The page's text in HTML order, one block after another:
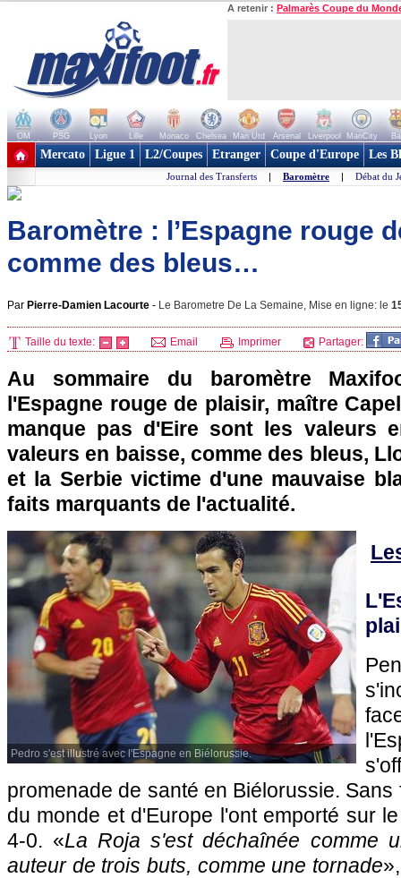
A retenir : Palmarès Coupe du
OM PSG Lyon Lille Monaco Chelsea Man Utd Arsenal Liverpool ManCity
+ de clubs
Mercato Ligue 1 L2/Coupes Etranger Coupe d'Europe Les
Journal des Transferts | Baromètre | Débat du
Baromètre : l’Espagne rouge
comme des bleus…
Par Pierre-Damien Lacourte - Le Barometre De La Semaine, Mise en ligne: le
Taille du texte: Email Imprimer Partager:
Au sommaire du baromètre
l'Espagne rouge de plaisir, maître
manque pas d'Eire sont les valeurs
valeurs en baisse, comme des bleus,
et la Serbie victime d'une mauvaise
faits marquants de l'actualité.
Pedro s'est illustré avec l'Espagne en Biélorussie.
promenade de santé en Biélorussie.
du monde et d'Europe l'ont emporté sur
4-0. «La Roja s'est déchaînée comme
auteur de trois buts, comme une tornade